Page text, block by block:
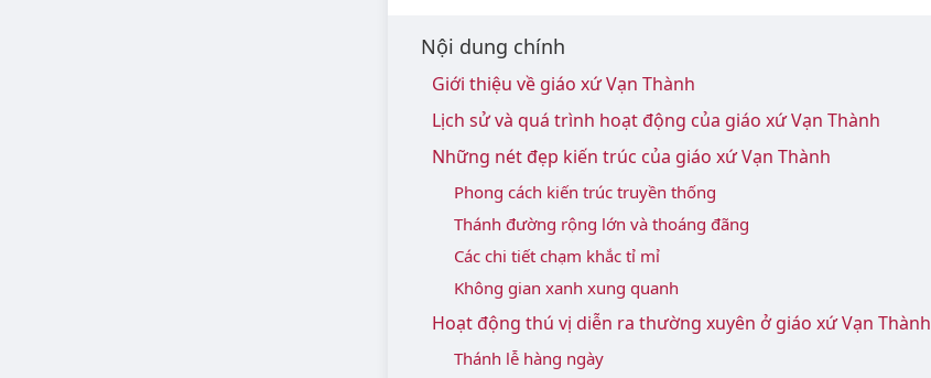
Nội dung chính
Giới thiệu về giáo xứ Vạn Thành
Lịch sử và quá trình hoạt động của giáo xứ Vạn Thành
Những nét đẹp kiến trúc của giáo xứ Vạn Thành
Phong cách kiến trúc truyền thống
Thánh đường rộng lớn và thoáng đãng
Các chi tiết chạm khắc tỉ mỉ
Không gian xanh xung quanh
Hoạt động thú vị diễn ra thường xuyên ở giáo xứ Vạn Thành
Thánh lễ hàng ngày